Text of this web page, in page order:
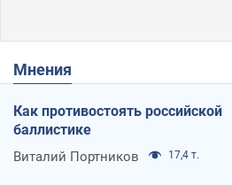
Мнения
Как противостоять российской
баллистике
Виталий Портников 17,4 т.